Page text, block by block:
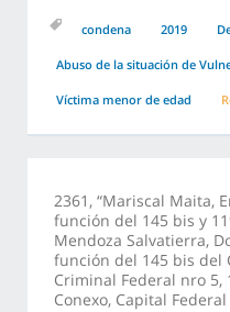
condena 2019
Abuso de la situación de
Víctima menor de edad
2361, “Mariscal Maita,
función del 145 bis y
Mendoza Salvatierra,
función del 145 bis del
Criminal Federal nro 5,
Conexo, Capital Federal